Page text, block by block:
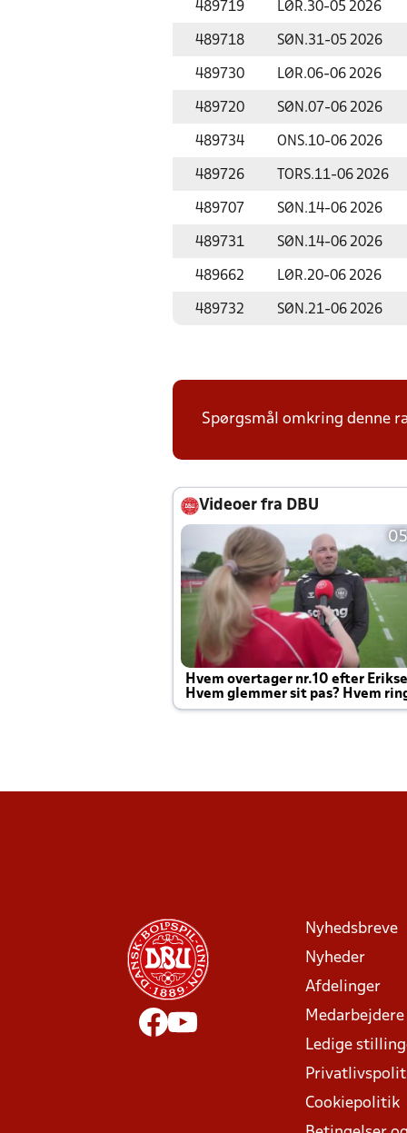
489719 LØR.30-05 2026
489718 SØN.31-05 2026
489730 LØR.06-06 2026
489720 SØN.07-06 2026
489734 ONS.10-06 2026
489726 TORS.11-06 2026
489707 SØN.14-06 2026
489731 SØN.14-06 2026
489662 LØR.20-06 2026
489732 SØN.21-06 2026
Spørgsmål omkring denne
Videoer fra DBU
Hvem overtager nr.10 efter
Hvem glemmer sit pas? Hvem
Joachim altid til efter kampe?
Nyhedsbreve
Nyheder
Afdelinger
Medarbejdere
Ledige
Cookiepolitik